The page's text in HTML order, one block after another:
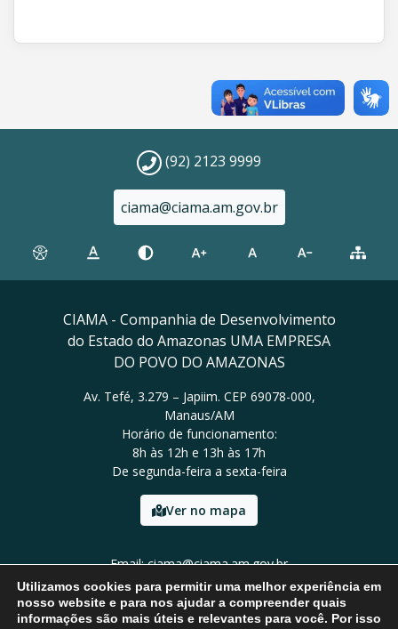
(92) 2123 9999
ciama@ciama.am.gov.br
CIAMA - Companhia de Desenvolvimento
do Estado do Amazonas UMA EMPRESA
DO POVO DO AMAZONAS
Av. Tefé, 3.279 – Japiim. CEP 69078-000,
Manaus/AM
Horário de funcionamento:
8h às 12h e 13h às 17h
De segunda-feira a sexta-feira
Ver no mapa
Email: ciama@ciama.am.gov.br
Tel: (92) 2123 9999
Utilizamos cookies para permitir uma melhor experiência em
nosso website e para nos ajudar a compreender quais
informações são mais úteis e relevantes para você. Por isso